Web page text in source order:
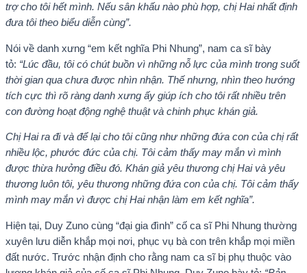
trợ cho tôi hết mình. Nếu sân khấu nào phù hợp, chị Hai nhất định
đưa tôi theo biểu diễn cùng”.
Nói về danh xưng “em kết nghĩa Phi Nhung”, nam ca sĩ bày
tỏ: “Lúc đầu, tôi có chút buồn vì những nỗ lực của mình trong suốt
thời gian qua chưa được nhìn nhận. Thế nhưng, nhìn theo hướng
tích cực thì rõ ràng danh xưng ấy giúp ích cho tôi rất nhiều trên
con đường hoạt động nghệ thuật và chinh phục khán giả.
Chị Hai ra đi và để lại cho tôi cũng như những đứa con của chị rất
nhiều lộc, phước đức của chị. Tôi cảm thấy may mắn vì mình
được thừa hưởng điều đó. Khán giả yêu thương chị Hai và yêu
thương luôn tôi, yêu thương những đứa con của chị. Tôi cảm thấy
mình may mắn vì được chị Hai nhận làm em kết nghĩa”.
Hiện tại, Duy Zuno cùng “đại gia đình” cố ca sĩ Phi Nhung thường
xuyên lưu diễn khắp mọi nơi, phục vụ bà con trên khắp mọi miền
đất nước. Trước nhận định cho rằng nam ca sĩ bị phụ thuộc vào